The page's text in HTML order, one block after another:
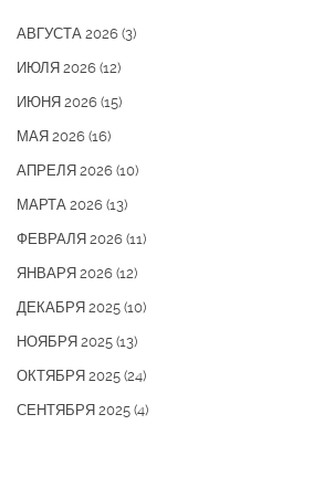
АВГУСТА 2026 (3)
ИЮЛЯ 2026 (12)
ИЮНЯ 2026 (15)
МАЯ 2026 (16)
АПРЕЛЯ 2026 (10)
МАРТА 2026 (13)
ФЕВРАЛЯ 2026 (11)
ЯНВАРЯ 2026 (12)
ДЕКАБРЯ 2025 (10)
НОЯБРЯ 2025 (13)
ОКТЯБРЯ 2025 (24)
СЕНТЯБРЯ 2025 (4)